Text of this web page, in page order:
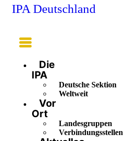
IPA Deutschland
Main
Menu
Die
IPA
Deutsche Sektion
Weltweit
Vor
Ort
Landesgruppen
Verbindungsstellen